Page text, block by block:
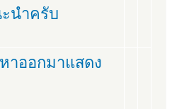
นำครับ
าออกมาแสดง